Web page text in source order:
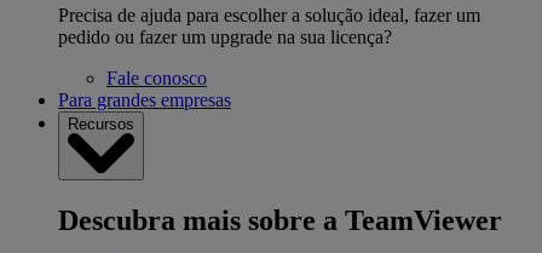
Precisa de ajuda para escolher a solução ideal, fazer um
pedido ou fazer um upgrade na sua licença?
Fale conosco
Para grandes empresas
Recursos
Descubra mais sobre a TeamViewer